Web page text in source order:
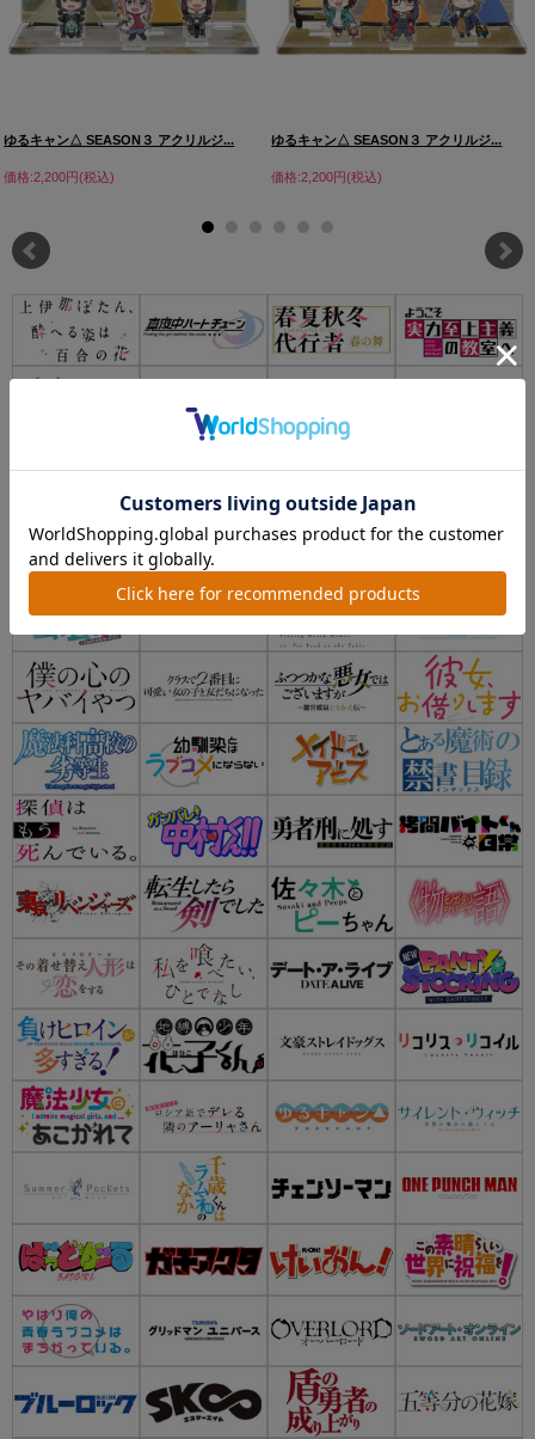
ゆるキャン△ SEASON３ アクリルジ...
価格:2,200円(税込)
ゆるキャン△ SEASON３ アクリルジ...
価格:2,200円(税込)